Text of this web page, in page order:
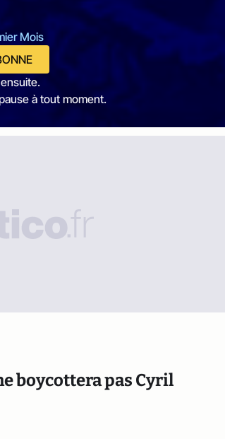
Mois
à tout moment.
boycottera pas Cyril